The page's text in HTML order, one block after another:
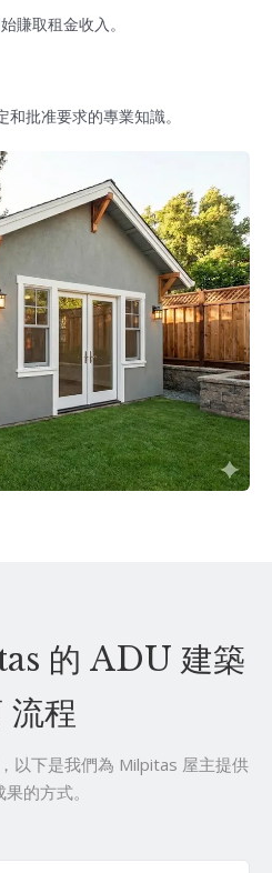
賺取租金收入。
批准要求的專業知識。
的 ADU 建築
流程
以下是我們為 Milpitas 屋主提供
的方式。